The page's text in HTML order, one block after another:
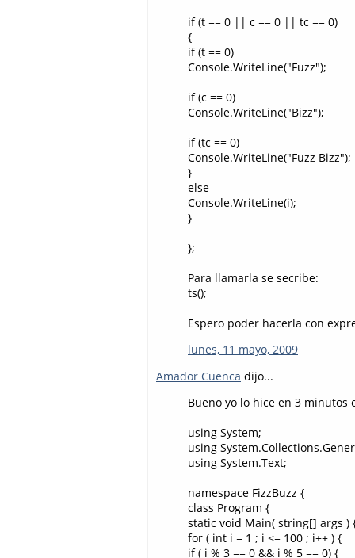
if (t == 0 || c == 0 || tc == 0)
{
if (t == 0)
Console.WriteLine("Fuzz");
if (c == 0)
Console.WriteLine("Bizz");
if (tc == 0)
Console.WriteLine("Fuzz Bizz");
}
else
Console.WriteLine(i);
}
};
Para llamarla se secribe:
ts();
Espero poder hacerla con
lunes, 11 mayo, 2009
Amador Cuenca dijo...
Bueno yo lo hice en 3 minutos
using System;
using
using System.Text;
namespace FizzBuzz {
class Program {
static void Main( string[] args )
for ( int i = 1 ; i <= 100 ; i++ ) {
if ( i % 3 == 0 && i % 5 == 0) {